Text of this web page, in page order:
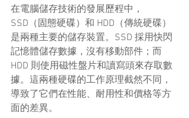
在電腦儲存技術的發展歷程中，
SSD（固態硬碟）和 HDD（傳統硬碟）
是兩種主要的儲存裝置。SSD 採用快閃
記憶體儲存數據，沒有移動部件；而
HDD 則使用磁性盤片和讀寫頭來存取數
據。這兩種硬碟的工作原理截然不同，
導致了它們在性能、耐用性和價格等方
面的差異。